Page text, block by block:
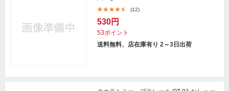
(12)
530円
53ポイント
送料無料、店在庫有り 2～3日出荷